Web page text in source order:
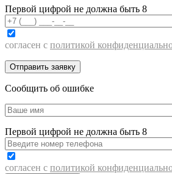
Первой цифрой не должна быть 8
согласен с политикой
Сообщить об ошибке
Первой цифрой не должна быть 8
согласен с политикой